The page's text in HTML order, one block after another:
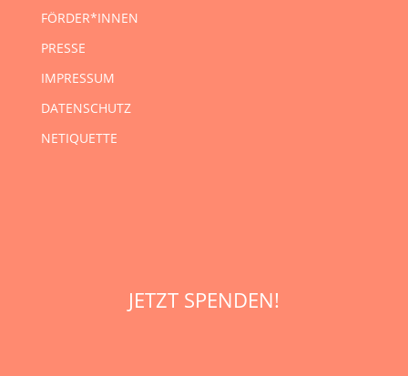
FÖRDER*INNEN
PRESSE
IMPRESSUM
DATENSCHUTZ
NETIQUETTE
JETZT SPENDEN!